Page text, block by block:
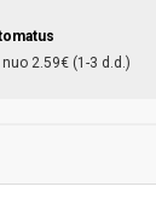
2.59€ (1-3 d.d.)